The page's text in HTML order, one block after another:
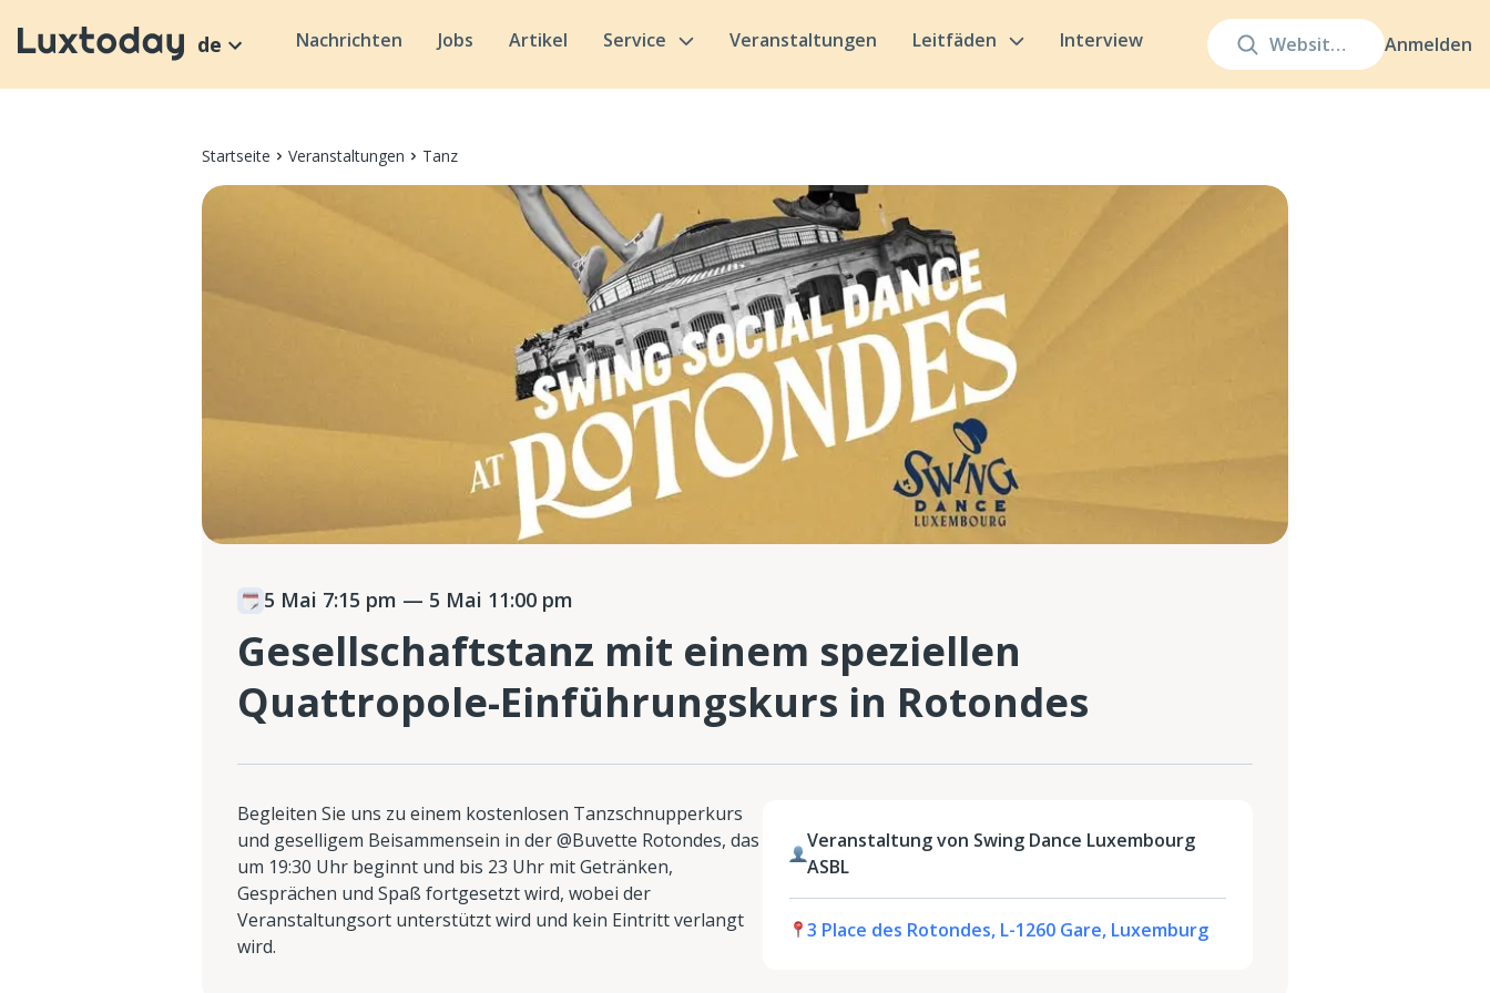
Anmelden
de Nachrichten Jobs Artikel Service Veranstaltungen Leitfäden Interview
Startseite Veranstaltungen Tanz
5 Mai 7:15 pm — 5 Mai 11:00 pm
Gesellschaftstanz mit einem speziellen
Quattropole-Einführungskurs in Rotondes
Begleiten Sie uns zu einem kostenlosen Tanzschnupperkurs
und geselligem Beisammensein in der @Buvette Rotondes, das
um 19:30 Uhr beginnt und bis 23 Uhr mit Getränken,
Gesprächen und Spaß fortgesetzt wird, wobei der
Veranstaltungsort unterstützt wird und kein Eintritt verlangt
wird.
Veranstaltung von Swing Dance Luxembourg
ASBL
3 Place des Rotondes, L-1260 Gare, Luxemburg